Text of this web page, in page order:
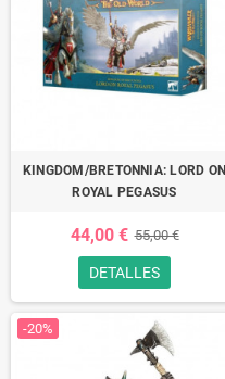
KINGDOM/BRETONNIA: LORD ON
ROYAL PEGASUS
44,00 € 55,00 €
DETALLES
-20%